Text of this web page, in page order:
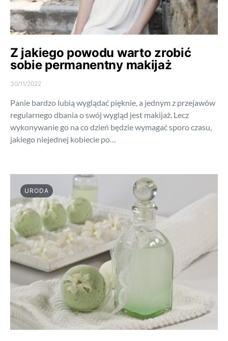
Z jakiego powodu warto zrobić
sobie permanentny makijaż
30/11/2022
Panie bardzo lubią wyglądać pięknie, a jednym z przejawów
regularnego dbania o swój wygląd jest makijaż. Lecz
wykonywanie go na co dzień będzie wymagać sporo czasu,
jakiego niejednej kobiecie po…
URODA